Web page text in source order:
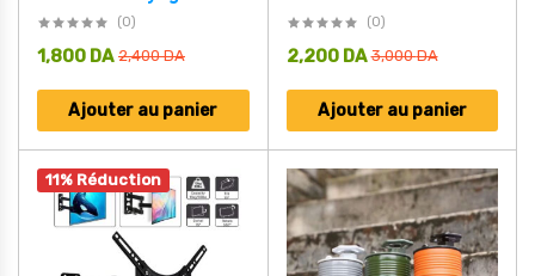
(0)
2,400DA
1,800 DA
Ajouter au panier
(0)
3,000DA
2,200 DA
Ajouter au panier
11% Réduction